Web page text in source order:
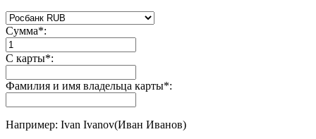
Сумма*:
С карты*:
Фамилия и имя владельца карты*:
Например: Ivan Ivanov(Иван Иванов)